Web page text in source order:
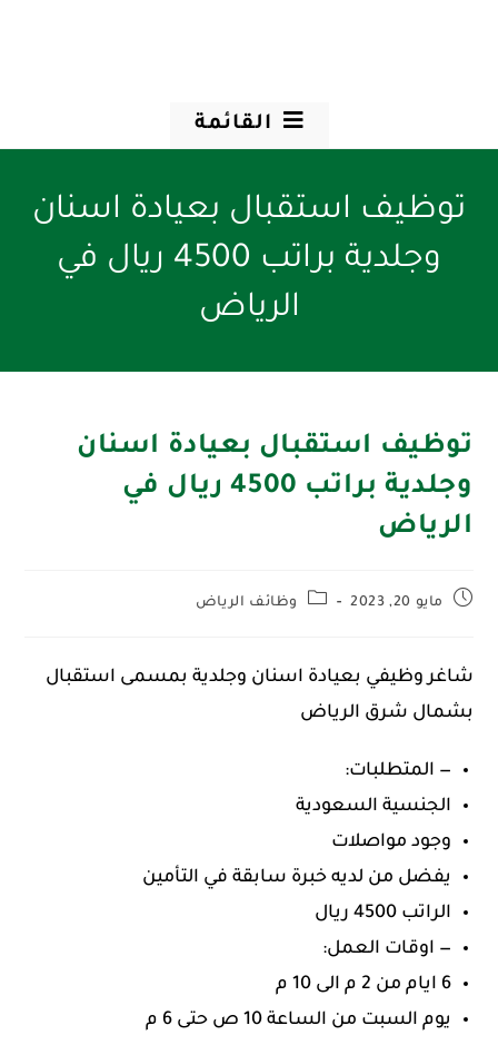
القائمة
توظيف استقبال بعيادة اسنان
وجلدية براتب 4500 ريال في
الرياض
توظيف استقبال بعيادة اسنان
وجلدية براتب 4500 ريال في
الرياض
مايو 20, 2023 وظائف الرياض
شاغر وظيفي بعيادة اسنان وجلدية بمسمى استقبال
بشمال شرق الرياض
— المتطلبات:
الجنسية السعودية
وجود مواصلات
يفضل من لديه خبرة سابقة في التأمين
الراتب 4500 ريال
— اوقات العمل:
6 ايام من 2 م الى 10 م
يوم السبت من الساعة 10 ص حتى 6 م